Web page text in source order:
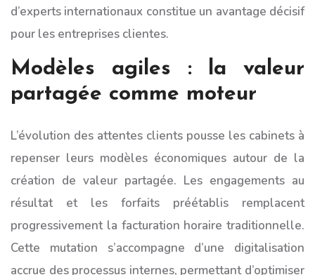
d’experts internationaux constitue un avantage décisif
pour les entreprises clientes.
Modèles agiles : la valeur
partagée comme moteur
L’évolution des attentes clients pousse les cabinets à
repenser leurs modèles économiques autour de la
création de valeur partagée. Les engagements au
résultat et les forfaits préétablis remplacent
progressivement la facturation horaire traditionnelle.
Cette mutation s’accompagne d’une digitalisation
accrue des processus internes, permettant d’optimiser